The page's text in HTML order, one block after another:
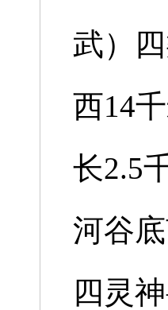
武）
西14
长2.5
河谷
四灵